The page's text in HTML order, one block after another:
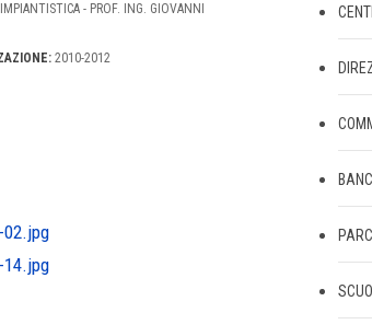
- PROF. ING. GIOVANNI
2010-2012